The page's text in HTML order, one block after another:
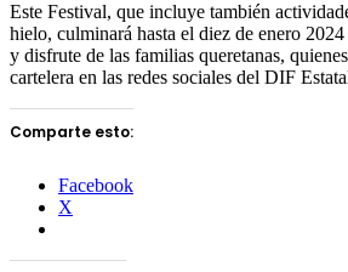
Este Festival, que incluye también
hielo, culminará hasta el diez de enero
y disfrute de las familias queretanas,
cartelera en las redes sociales del DIF
Comparte esto:
Facebook
X